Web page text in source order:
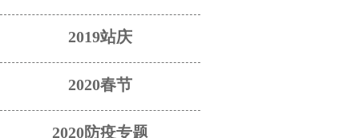
2019站庆
2020春节
2020防疫专题